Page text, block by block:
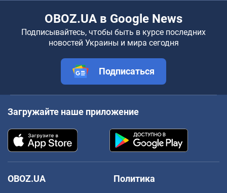
OBOZ.UA в Google News
Подписывайтесь, чтобы быть в курсе последних
новостей Украины и мира сегодня
Подписаться
Загружайте наше приложение
OBOZ.UA
Политика